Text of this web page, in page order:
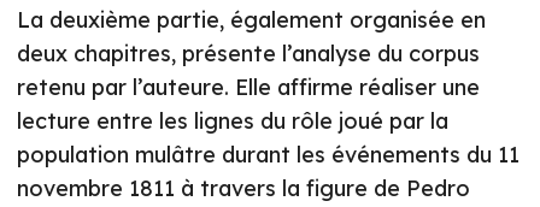
La deuxième partie, également organisée en
deux chapitres, présente l’analyse du corpus
retenu par l’auteure. Elle affirme réaliser une
lecture entre les lignes du rôle joué par la
population mulâtre durant les événements du 11
novembre 1811 à travers la figure de Pedro